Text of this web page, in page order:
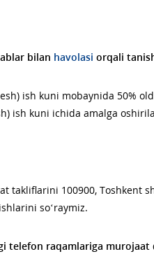
bilan havolasi orqali
ish kuni mobaynida 50%
ish kuni ichida amalga
100900, Toshkent sh.,
so‘raymiz.
telefon raqamlariga